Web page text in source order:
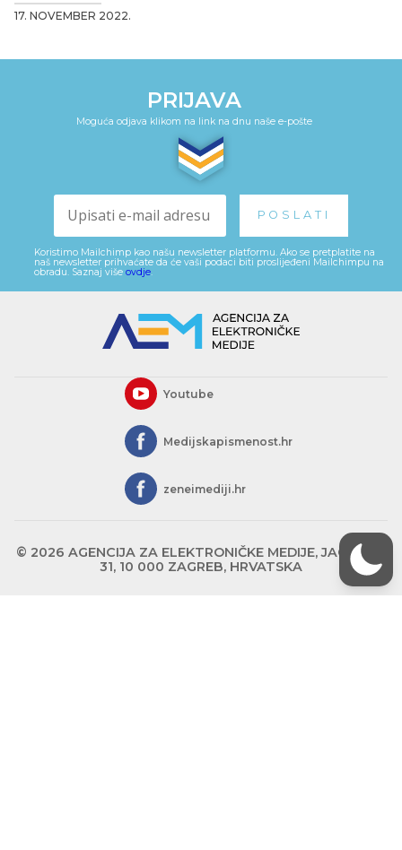
17. NOVEMBER 2022.
PRIJAVA
Moguća odjava klikom na link na dnu naše e-pošte
Koristimo Mailchimp kao našu newsletter platformu. Ako se pretplatite na
naš newsletter prihvaćate da će vaši podaci biti proslijeđeni Mailchimpu na
obradu. Saznaj više ovdje.
Youtube
Medijskapismenost.hr
zeneimediji.hr
© 2026 AGENCIJA ZA ELEKTRONIČKE MEDIJE, JAGIĆEVA
31, 10 000 ZAGREB, HRVATSKA